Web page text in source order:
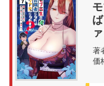
著
価